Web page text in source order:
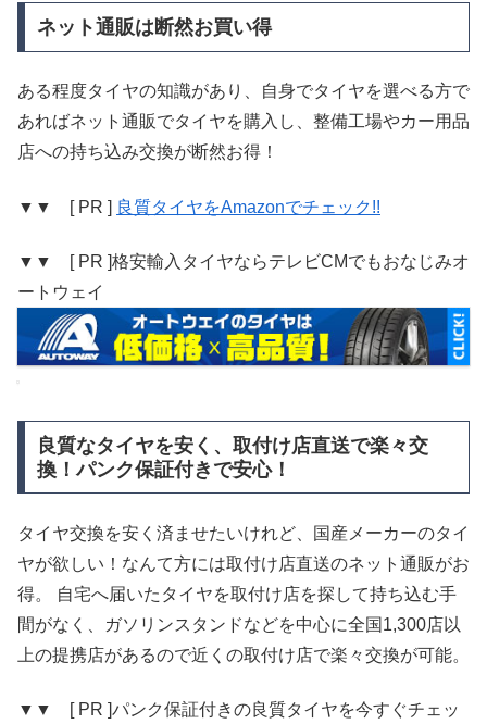
ネット通販は断然お買い得
ある程度タイヤの知識があり、自身でタイヤを選べる方で
あればネット通販でタイヤを購入し、整備工場やカー用品
店への持ち込み交換が断然お得！
▼▼ [ PR ] 良質タイヤをAmazonでチェック!!
▼▼ [ PR ]格安輸入タイヤならテレビCMでもおなじみオ
ートウェイ
良質なタイヤを安く、取付け店直送で楽々交
換！パンク保証付きで安心！
タイヤ交換を安く済ませたいけれど、国産メーカーのタイ
ヤが欲しい！なんて方には取付け店直送のネット通販がお
得。 自宅へ届いたタイヤを取付け店を探して持ち込む手
間がなく、ガソリンスタンドなどを中心に全国1,300店以
上の提携店があるので近くの取付け店で楽々交換が可能。
▼▼ [ PR ]パンク保証付きの良質タイヤを今すぐチェッ